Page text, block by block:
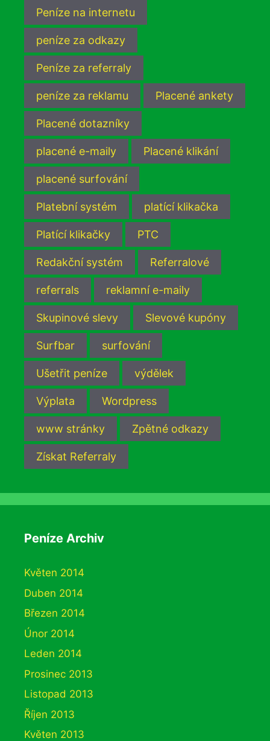
Peníze na internetu
peníze za odkazy
Peníze za referraly
peníze za reklamu Placené ankety
Placené dotazníky
placené e-maily Placené klikání
placené surfování
Platební systém platící klikačka
Platící klikačky PTC
Redakční systém Referralové
referrals reklamní e-maily
Skupinové slevy Slevové kupóny
Surfbar surfování
Ušetřit peníze výdělek
Výplata Wordpress
www stránky Zpětné odkazy
Získat Referraly
Peníze Archiv
Květen 2014
Duben 2014
Březen 2014
Únor 2014
Leden 2014
Prosinec 2013
Listopad 2013
Říjen 2013
Květen 2013